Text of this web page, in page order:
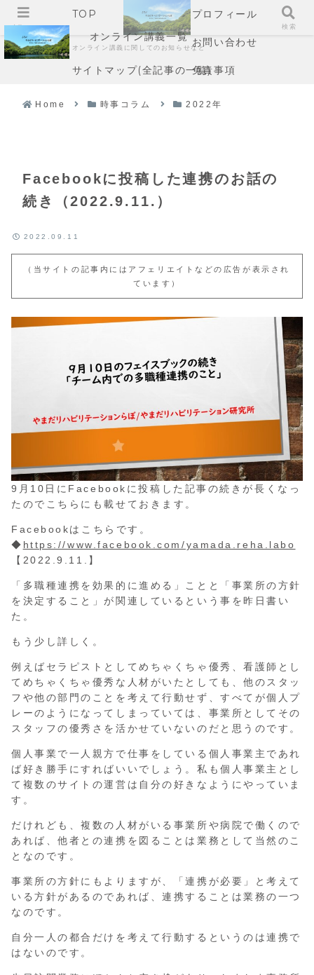
TOP
プロフィール
オンライン講義一覧
オンライン講義に関してのお知らせなどお問い合わせ
サイトマップ(全記事の一覧)免責事項
Home 時事コラム 2022年
Facebookに投稿した連携のお話の
続き（2022.9.11.）
2022.09.11
（当サイトの記事内にはアフェリエイトなどの広告が表示され
ています）
9月10日にFacebookに投稿した記事の続きが長くなっ
たのでこちらにも載せておきます。
Facebookはこちらです。
◆ https://www.facebook.com/yamada.reha.labo
【2022.9.11.】
「多職種連携を効果的に進める」ことと「事業所の方針
を決定すること」が関連しているという事を昨日書い
た。
もう少し詳しく。
例えばセラピストとしてめちゃくちゃ優秀、看護師とし
てめちゃくちゃ優秀な人材がいたとしても、他のスタッ
フや他の部門のことを考えて行動せず、すべてが個人プ
レーのようになってしまっていては、事業所としてその
スタッフの優秀さを活かせていないのだと思うのです。
個人事業で一人親方で仕事をしている個人事業主であれ
ば好き勝手にすればいいでしょう。私も個人事業主とし
て複数のサイトの運営は自分の好きなようにやっていま
す。
だけれども、複数の人材がいる事業所や病院で働くので
あれば、他者との連携を図ることは業務として当然のこ
となのです。
事業所の方針にもよりますが、「連携が必要」と考えて
いる方針があるのであれば、連携することは業務の一つ
なのです。
自分一人の都合だけを考えて行動するというのは連携で
はないのです。
メニュー 検索